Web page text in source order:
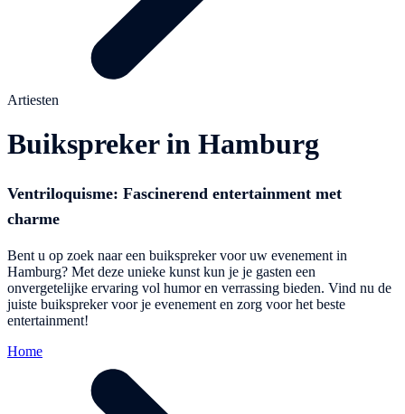
Artiesten
Buikspreker in Hamburg
Ventriloquisme: Fascinerend entertainment met
charme
Bent u op zoek naar een buikspreker voor uw evenement in
Hamburg? Met deze unieke kunst kun je je gasten een
onvergetelijke ervaring vol humor en verrassing bieden. Vind nu de
juiste buikspreker voor je evenement en zorg voor het beste
entertainment!
Home